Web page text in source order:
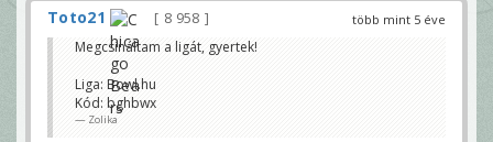
több mint 5 éve
Toto21
8 958
Megcsináltam a ligát, gyertek!
Liga: Bowl.hu
Kód: bghbwx
Zolika